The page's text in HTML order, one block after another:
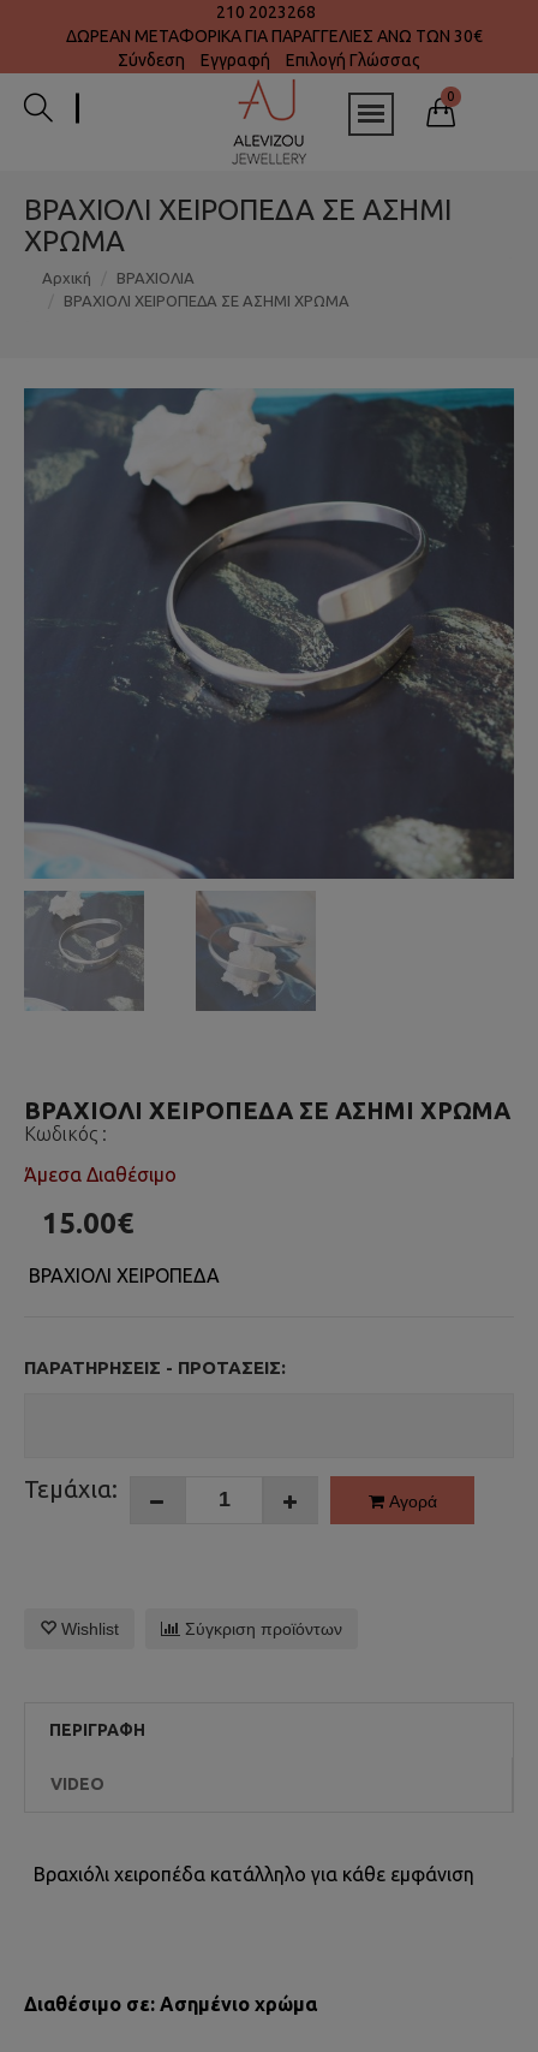
210 2023268
ΔΩΡΕΑΝ ΜΕΤΑΦΟΡΙΚΑ ΓΙΑ ΠΑΡΑΓΓΕΛΙΕΣ ΑΝΩ ΤΩΝ 30€
Σύνδεση
Εγγραφή Επιλογή Γλώσσας
0
ΒΡΑΧΙΟΛΙ ΧΕΙΡΟΠΕΔΑ ΣΕ ΑΣΗΜΙ
ΧΡΩΜΑ
Αρχική
ΒΡΑΧΙΟΛΙΑ
ΒΡΑΧΙΟΛΙ ΧΕΙΡΟΠΕΔΑ ΣΕ ΑΣΗΜΙ ΧΡΩΜΑ
ΒΡΑΧΙΟΛΙ ΧΕΙΡΟΠΕΔΑ ΣΕ ΑΣΗΜΙ ΧΡΩΜΑ
Κωδικός :
Άμεσα Διαθέσιμο
15.00€
ΒΡΑΧΙΟΛΙ ΧΕΙΡΟΠΕΔΑ
ΠΑΡΑΤΗΡΉΣΕΙΣ - ΠΡΟΤΆΣΕΙΣ:
Τεμάχια: Αγορά
Wishlist Σύγκριση προϊόντων
ΠΕΡΙΓΡΑΦΉ
VIDEO
Βραχιόλι χειροπέδα κατάλληλο για κάθε εμφάνιση
Διαθέσιμο σε: Ασημένιο χρώμα